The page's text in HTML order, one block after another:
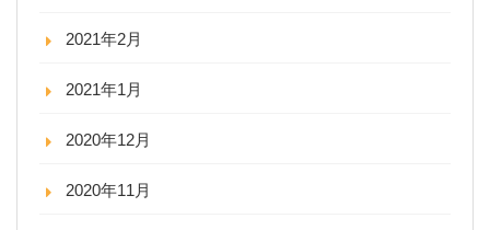
2021年2月
2021年1月
2020年12月
2020年11月